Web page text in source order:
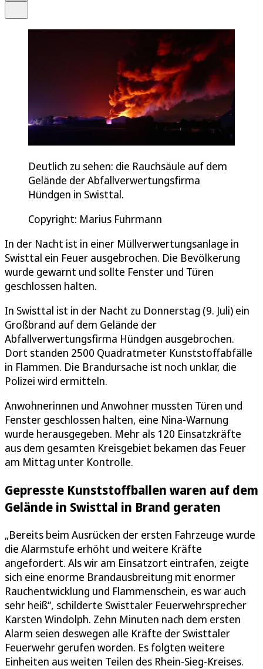
Deutlich zu sehen: die Rauchsäule auf dem
Gelände der Abfallverwertungsfirma
Hündgen in Swisttal.
Copyright: Marius Fuhrmann
In der Nacht ist in einer Müllverwertungsanlage in
Swisttal ein Feuer ausgebrochen. Die Bevölkerung
wurde gewarnt und sollte Fenster und Türen
geschlossen halten.
In Swisttal ist in der Nacht zu Donnerstag (9. Juli) ein
Großbrand auf dem Gelände der
Abfallverwertungsfirma Hündgen ausgebrochen.
Dort standen 2500 Quadratmeter Kunststoffabfälle
in Flammen. Die Brandursache ist noch unklar, die
Polizei wird ermitteln.
Anwohnerinnen und Anwohner mussten Türen und
Fenster geschlossen halten, eine Nina-Warnung
wurde herausgegeben. Mehr als 120 Einsatzkräfte
aus dem gesamten Kreisgebiet bekamen das Feuer
am Mittag unter Kontrolle.
Gepresste Kunststoffballen waren auf dem
Gelände in Swisttal in Brand geraten
„Bereits beim Ausrücken der ersten Fahrzeuge wurde
die Alarmstufe erhöht und weitere Kräfte
angefordert. Als wir am Einsatzort eintrafen, zeigte
sich eine enorme Brandausbreitung mit enormer
Rauchentwicklung und Flammenschein, es war auch
sehr heiß“, schilderte Swisttaler Feuerwehrsprecher
Karsten Windolph. Zehn Minuten nach dem ersten
Alarm seien deswegen alle Kräfte der Swisttaler
Feuerwehr gerufen worden. Es folgten weitere
Einheiten aus weiten Teilen des Rhein-Sieg-Kreises.